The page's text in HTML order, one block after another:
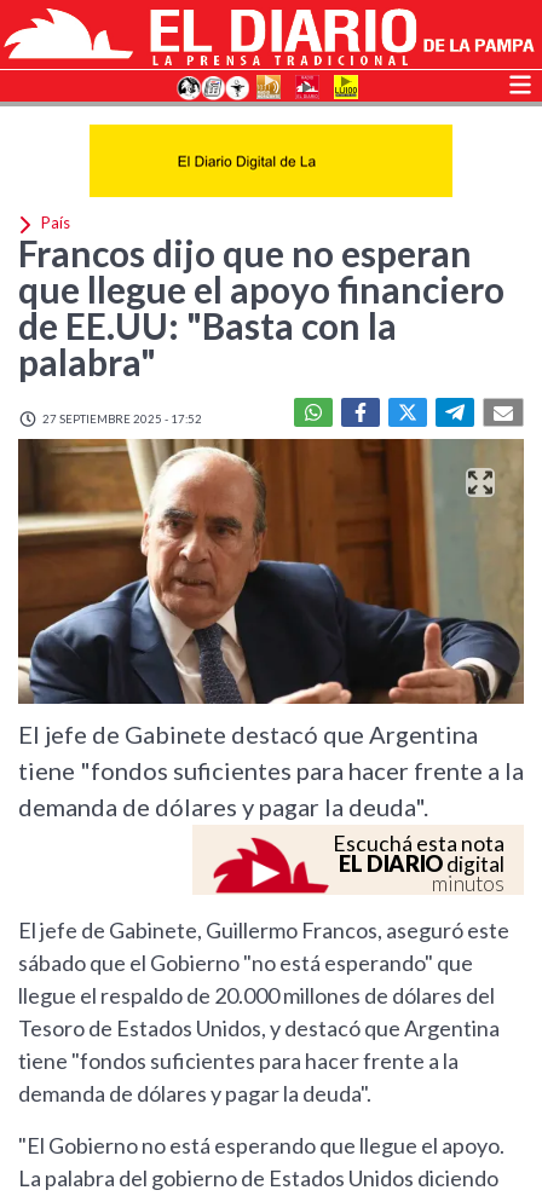
País
Francos dijo que no esperan
que llegue el apoyo financiero
de EE.UU: "Basta con la
palabra"
27 SEPTIEMBRE 2025 - 17:52
El jefe de Gabinete destacó que Argentina
tiene "fondos suficientes para hacer frente a la
demanda de dólares y pagar la deuda".
Escuchá esta nota
EL DIARIOdigital
minutos
El jefe de Gabinete, Guillermo Francos, aseguró este
sábado que el Gobierno "no está esperando" que
llegue el respaldo de 20.000 millones de dólares del
Tesoro de Estados Unidos, y destacó que Argentina
tiene "fondos suficientes para hacer frente a la
demanda de dólares y pagar la deuda".
"El Gobierno no está esperando que llegue el apoyo.
La palabra del gobierno de Estados Unidos diciendo